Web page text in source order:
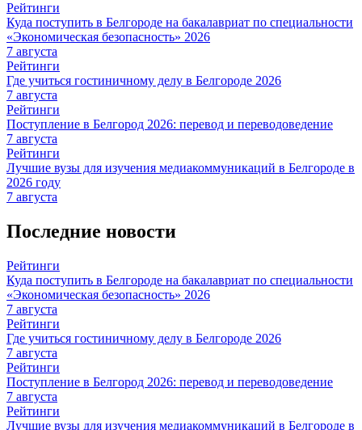
Рейтинги
Куда поступить в Белгороде на бакалавриат по специальности
«Экономическая безопасность» 2026
7 августа
Рейтинги
Где учиться гостиничному делу в Белгороде 2026
7 августа
Рейтинги
Поступление в Белгород 2026: перевод и переводоведение
7 августа
Рейтинги
Лучшие вузы для изучения медиакоммуникаций в Белгороде в
2026 году
7 августа
Последние новости
Рейтинги
Куда поступить в Белгороде на бакалавриат по специальности
«Экономическая безопасность» 2026
7 августа
Рейтинги
Где учиться гостиничному делу в Белгороде 2026
7 августа
Рейтинги
Поступление в Белгород 2026: перевод и переводоведение
7 августа
Рейтинги
Лучшие вузы для изучения медиакоммуникаций в Белгороде в